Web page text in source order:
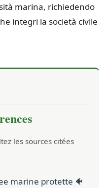
marina, richiedendo
integri la società civile
les sources citées
marine protette 🐠